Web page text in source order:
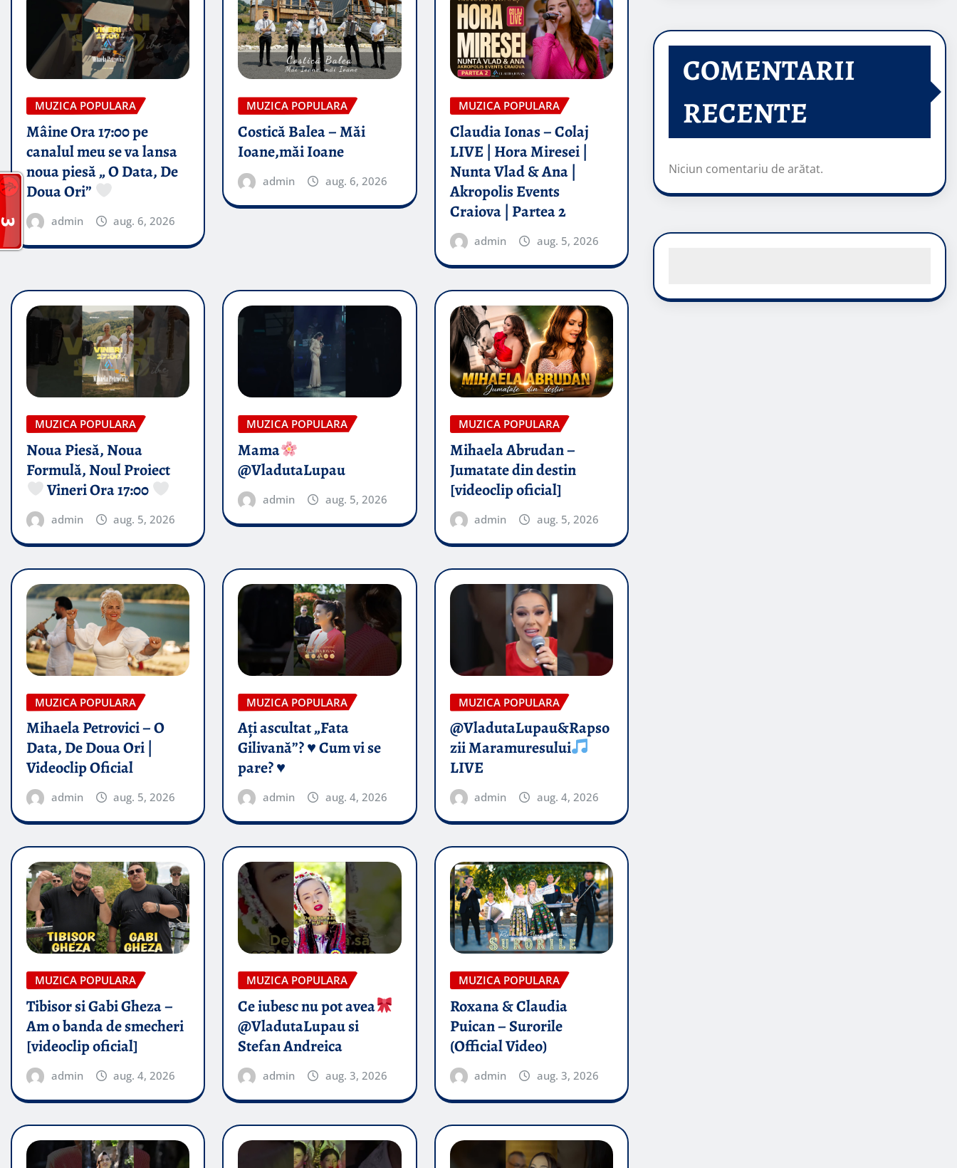
MUZICA POPULARA
Mâine Ora 17:00 pe
canalul meu se va lansa
noua piesă „ O Data, De
Doua Ori”
admin aug. 6, 2026
MUZICA POPULARA
Costică Balea – Măi
Ioane,măi Ioane
admin aug. 6, 2026
MUZICA POPULARA
Claudia Ionas – Colaj
LIVE | Hora Miresei |
Nunta Vlad & Ana |
Akropolis Events
Craiova | Partea 2
admin aug. 5, 2026
MUZICA POPULARA
Noua Piesă, Noua
Formulă, Noul Proiect
Vineri Ora 17:00
admin aug. 5, 2026
MUZICA POPULARA
Mama
@VladutaLupau
admin aug. 5, 2026
MUZICA POPULARA
Mihaela Abrudan –
Jumatate din destin
[videoclip oficial]
admin aug. 5, 2026
MUZICA POPULARA
Mihaela Petrovici – O
Data, De Doua Ori |
Videoclip Oficial
admin aug. 5, 2026
MUZICA POPULARA
Ați ascultat „Fata
Gilivană”? ♥️ Cum vi se
pare? ♥️
admin aug. 4, 2026
MUZICA POPULARA
@VladutaLupau&Rapso
zii Maramuresului
LIVE
admin aug. 4, 2026
MUZICA POPULARA
Tibisor si Gabi Gheza –
Am o banda de smecheri
[videoclip oficial]
admin aug. 4, 2026
MUZICA POPULARA
Ce iubesc nu pot avea
@VladutaLupau si
Stefan Andreica
admin aug. 3, 2026
MUZICA POPULARA
Roxana & Claudia
Puican – Surorile
(Official Video)
admin aug. 3, 2026
COMENTARII
RECENTE
Niciun comentariu de arătat.